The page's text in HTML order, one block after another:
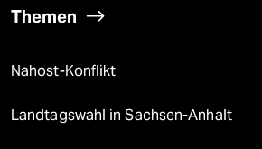
Themen
Nahost-Konflikt
Landtagswahl in Sachsen-Anhalt